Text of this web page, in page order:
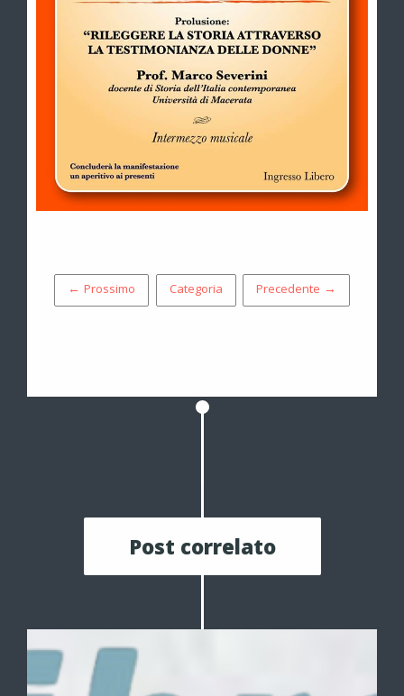
← Prossimo Categoria Precedente →
Post correlato